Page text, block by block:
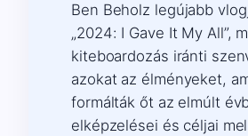
Ben Beholz legújabb
„2024: I Gave It My All”,
kiteboardozás iránti
azokat az élményeket,
formálták őt az elmúlt
elképzelései és céljai